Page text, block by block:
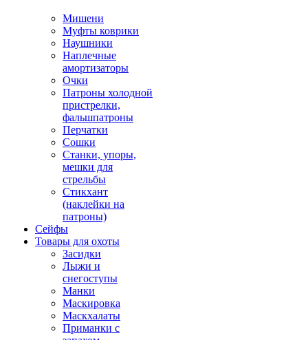
Мишени
Муфты коврики
Наушники
Наплечные
амортизаторы
Очки
Патроны холодной
пристрелки,
фальшпатроны
Перчатки
Сошки
Станки, упоры,
мешки для
стрельбы
Стикхант
(наклейки на
патроны)
Сейфы
Товары для охоты
Засидки
Лыжи и
снегоступы
Манки
Маскировка
Маскхалаты
Приманки с